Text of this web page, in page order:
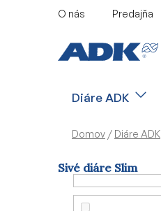
O nás Predajňa
Diáre ADK
Domov / Diáre ADK
Sivé diáre Slim